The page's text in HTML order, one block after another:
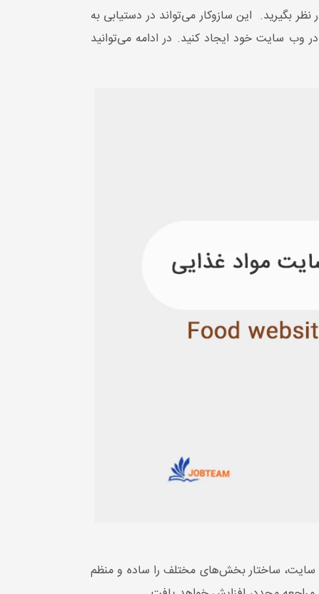
بگیرید. این سازوکار می‌تواند در دستیابی به
وب سایت خود ایجاد کنید. در ادامه می‌توانید
سایت، ساختار بخش‌های مختلف را ساده و منظم